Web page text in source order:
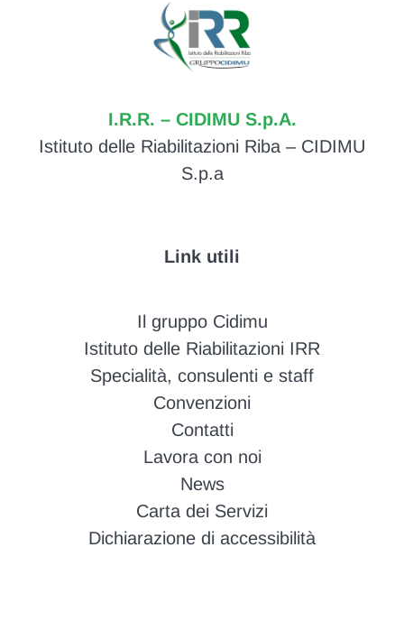
I.R.R. – CIDIMU S.p.A.
Istituto delle Riabilitazioni Riba – CIDIMU
S.p.a
Link utili
Il gruppo Cidimu
Istituto delle Riabilitazioni IRR
Specialità, consulenti e staff
Convenzioni
Contatti
Lavora con noi
News
Carta dei Servizi
Dichiarazione di accessibilità